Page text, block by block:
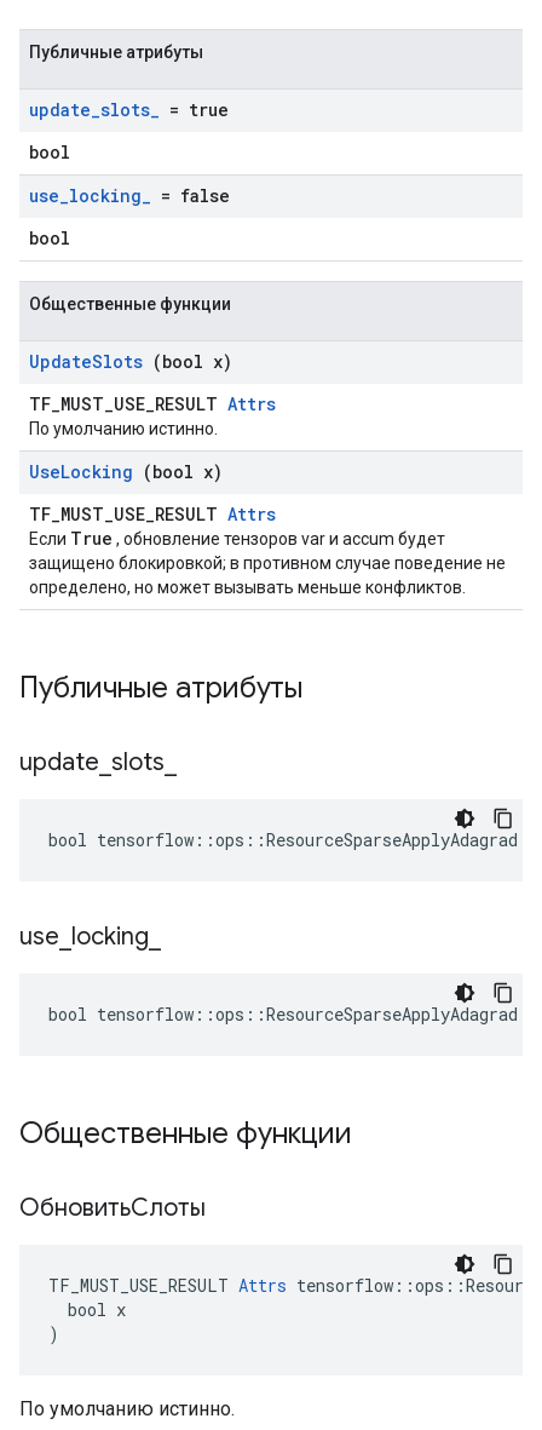
Публичные атрибуты
update_slots_ = true
bool
use_locking_ = false
bool
Общественные функции
UpdateSlots (bool x)
TF_MUST_USE_RESULT Attrs
По умолчанию истинно.
UseLocking (bool x)
TF_MUST_USE_RESULT Attrs
Если True , обновление тензоров var и accum будет
защищено блокировкой; в противном случае поведение не
определено, но может вызывать меньше конфликтов.
Публичные атрибуты
update slots
bool
use locking
bool
Общественные функции
ОбновитьСлоты
TF_MUST_USE_RESULT Attrs
  bool x
)
По умолчанию истинно.